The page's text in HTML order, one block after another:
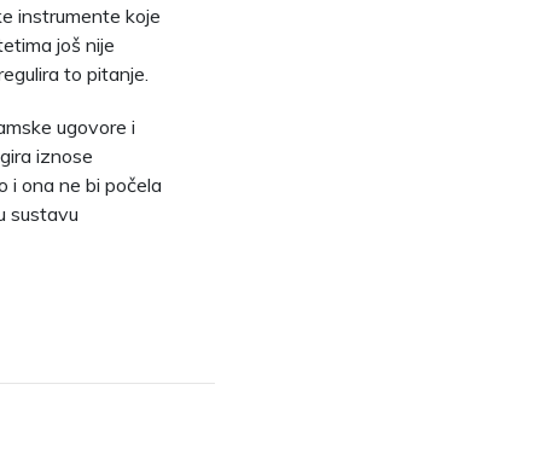
instrumente koje
još nije
to pitanje.
ugovore i
iznose
i ona ne bi počela
sustavu